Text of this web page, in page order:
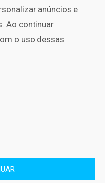
anúncios e
Ao continuar
o uso dessas
os direitos Reservados.